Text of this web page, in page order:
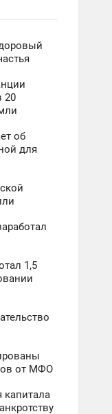
20
об
для
1,5
от МФО
капитала